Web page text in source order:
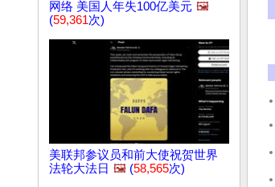
网络 美国人年失100亿美元 🖼️
(59,361次)
美联邦参议员和前大使祝贺世界
法轮大法日 🖼️ (58,565次)